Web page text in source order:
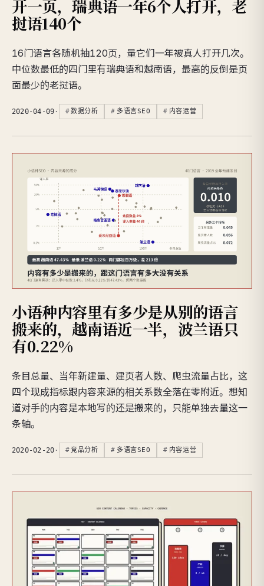
开一页，瑞典语一年6个人打开，老
挝语140个
16门语言各随机抽120页，量它们一年被真人打开几次。
中位数最低的四门里有瑞典语和越南语，最高的反倒是页
面最少的老挝语。
2020-04-09 · 数据分析 多语言SEO 内容运营
小语种内容里有多少是从别的语言
搬来的，越南语近一半，波兰语只
有0.22%
条目总量、当年新建量、建页者人数、爬虫流量占比，这
四个现成指标跟内容来源的相关系数全落在零附近。想知
道对手的内容是本地写的还是搬来的，只能单独去量这一
条轴。
2020-02-20 · 竞品分析 多语言SEO 内容运营